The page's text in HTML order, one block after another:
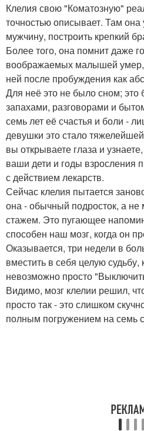
Клелия свою "Коматозную"
точностью описывает. Там она
мужчину, построить крепкий
Более того, она помнит даже
воображаемых малышей умер,
ней после пробуждения как
Для неё это не было сном; это
запахами, разговорами и
семь лет её счастья и боли -
девушки это стало
вы открываете глаза и
ваши дети и годы взросления
с действием лекарств.
Сейчас клелия пытается
она - обычный подросток, а не
стажем. Это пугающее
способен наш мозг, когда он
Оказывается, три недели в
вместить в себя целую судьбу,
невозможно просто
Видимо, мозг клелии решил,
просто так - это слишком
полным погружением на семь